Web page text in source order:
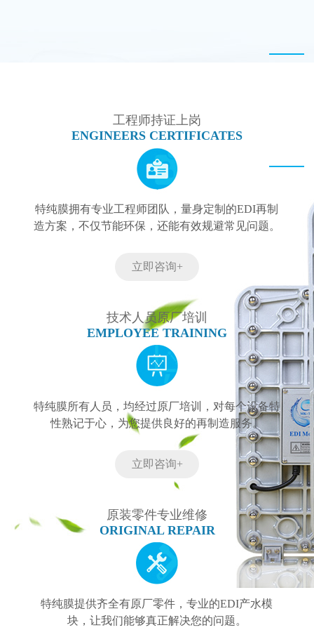
工程师持证上岗
ENGINEERS CERTIFICATES
特纯膜拥有专业工程师团队，量身定制的EDI再制
造方案，不仅节能环保，还能有效规避常见问题。
立即咨询+
技术人员原厂培训
EMPLOYEE TRAINING
特纯膜所有人员，均经过原厂培训，对每个设备特
性熟记于心，为您提供良好的再制造服务。
立即咨询+
原装零件专业维修
ORIGINAL REPAIR
特纯膜提供齐全有原厂零件，专业的EDI产水模
块，让我们能够真正解决您的问题。